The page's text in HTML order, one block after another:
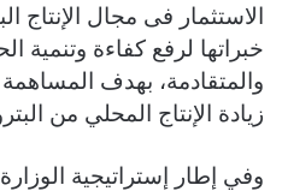
الاستثمار فى مجال الإنتاج
خبراتها لرفع كفاءة وتنمية
والمتقادمة، بهدف
زيادة الإنتاج المحلي من
وفي إطار إستراتيجية